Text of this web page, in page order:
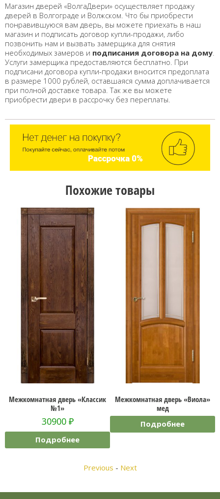
Магазин дверей «ВолгаДвери» осуществляет продажу
дверей в Волгограде и Волжском. Что бы приобрести
понравившуюся вам дверь, вы можете приехать в наш
магазин и подписать договор купли-продажи, либо
позвонить нам и вызвать замерщика для снятия
необходимых замеров и подписания договора на дому
Услуги замерщика предоставляются бесплатно. При
подписани договора купли-продажи вносится предоплата
в размере 1000 рублей, оставшаяся сумма доплачивается
при полной доставке товара. Так же вы можете
приобрести двери в рассрочку без переплаты.
Похожие товары
Межкомнатная дверь «Классик
№1»
30900 ₽
Подробнее
Межкомнатная дверь «Виола»
мед
Подробнее
Previous - Next